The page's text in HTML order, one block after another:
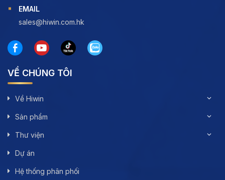
EMAIL
sales@hiwin.com.hk
VỀ CHÚNG TÔI
Về Hiwin
Sản phẩm
Thư viện
Dự án
Hệ thống phân phối